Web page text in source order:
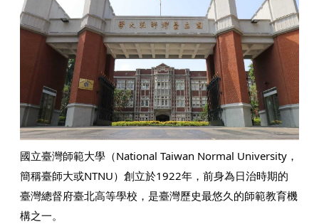
國立臺灣師範大學（National Taiwan Normal University，
簡稱臺師大或NTNU）創立於1922年，前身為日治時期的
臺灣總督府臺北高等學校，是臺灣歷史最悠久的師範教育機
構之一。